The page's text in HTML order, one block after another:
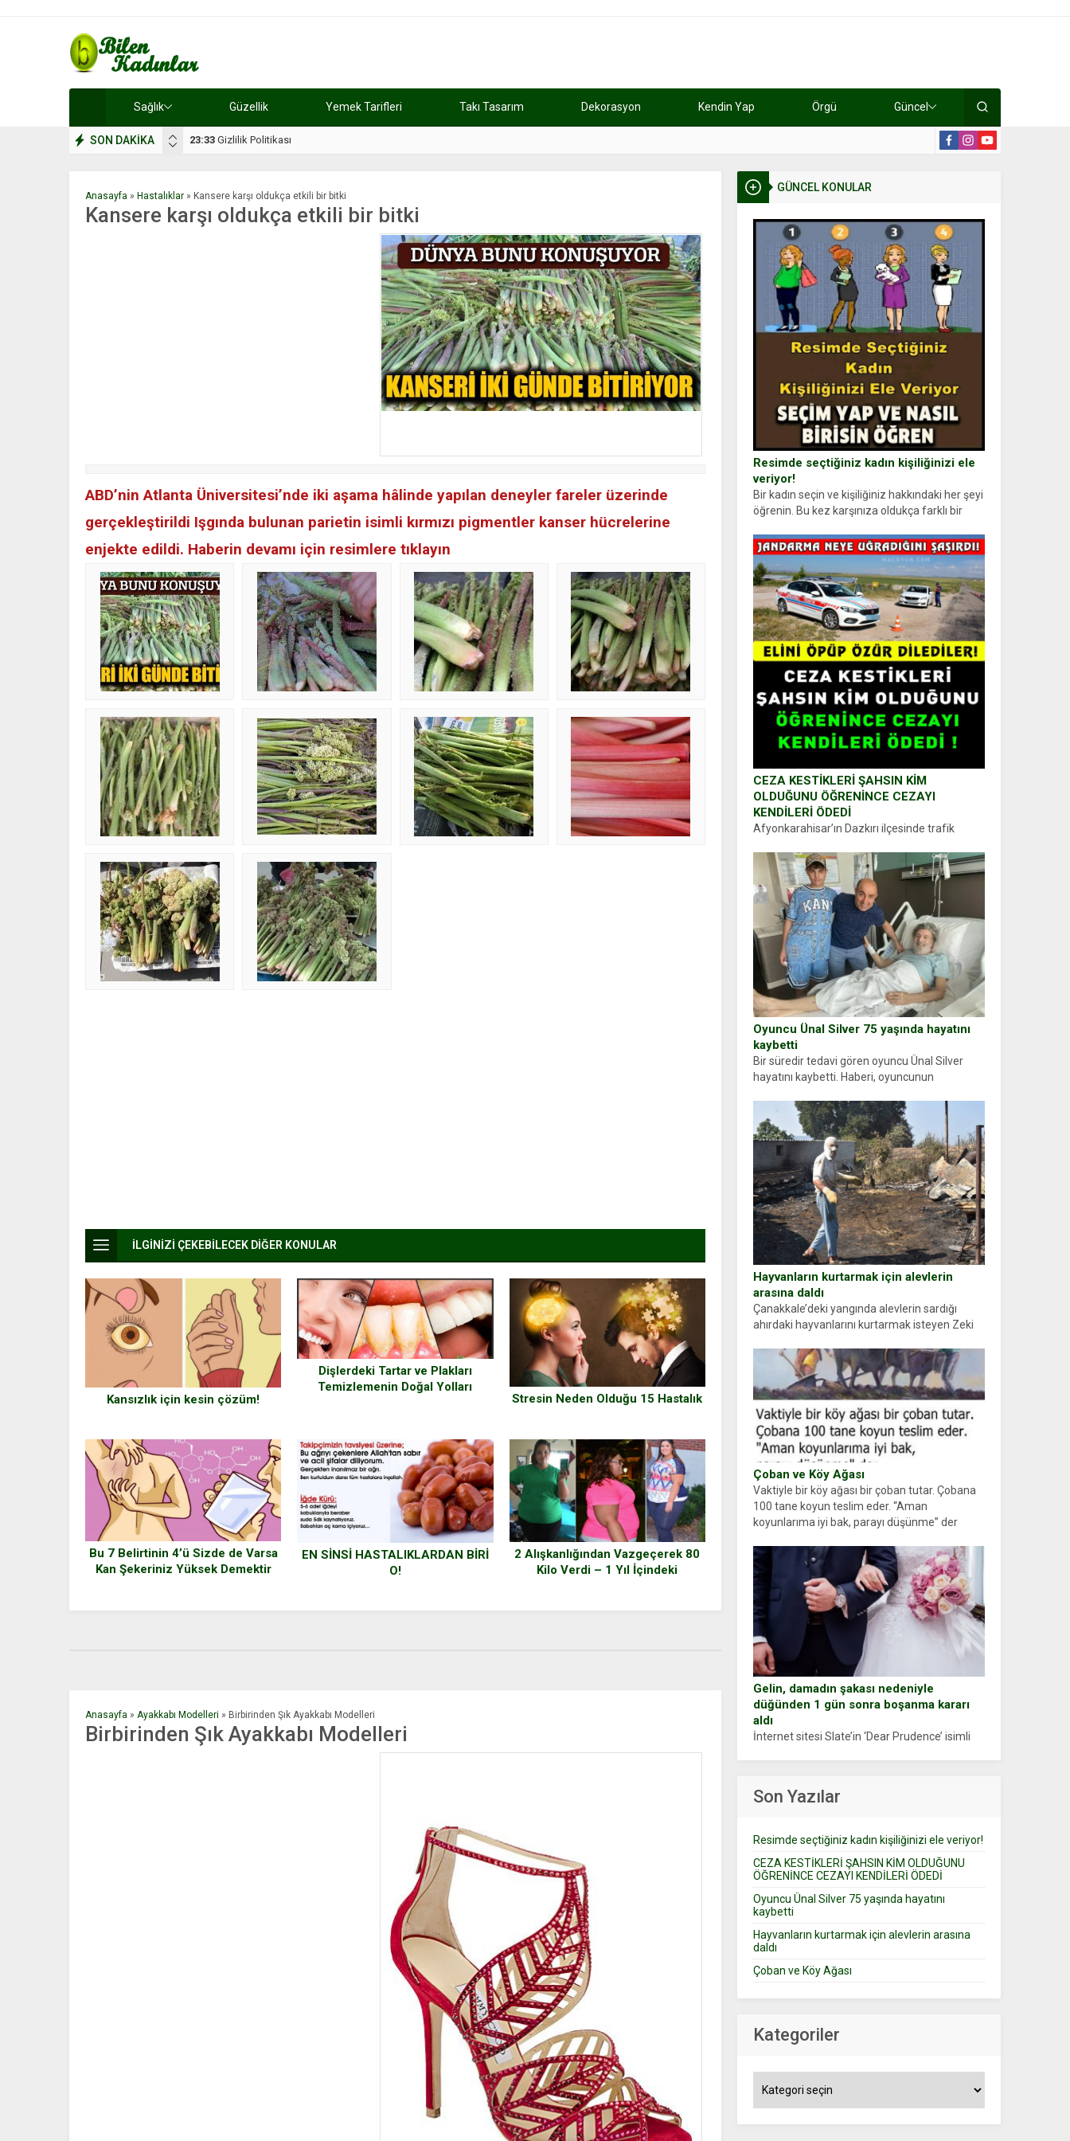
Sağlık Güzellik Yemek Tarifleri Takı Tasarım Dekorasyon Kendin Yap Örgü Güncel
SON DAKİKA 17:08 Dilan, düğününe 5 gün kala hayatını kaybetti
GÜNCEL KONULAR
Resimde seçtiğiniz kadın kişiliğinizi ele
veriyor!
Bir kadın seçin ve kişiliğiniz hakkındaki her şeyi
öğrenin. Bu kez karşınıza oldukça farklı bir
kadın figürlerinden dikkatinizi en...
CEZA KESTİKLERİ ŞAHSIN KİM
OLDUĞUNU ÖĞRENİNCE CEZAYI
KENDİLERİ ÖDEDİ
Afyonkarahisar’ın Dazkırı ilçesinde trafik
durdurdukları bir otomobilin sürücüsünden
ehliyet ve ruhsat sorup belgelerini istedi.
Sürücü Abdurrahman Ö.nün verdiği evraklarda
eksik olduğunu...
Oyuncu Ünal Silver 75 yaşında hayatını
kaybetti
Bir süredir tedavi gören oyuncu Ünal Silver
hayatını kaybetti. Haberi, oyuncunun
sosyal medya hesabında “Usta Oyuncumuz ve
çok değerli dostumuz...
Hayvanların kurtarmak için alevlerin
arasına daldı
Çanakkale’deki yangında alevlerin sardığı
ahırdaki hayvanlarını kurtarmak isteyen Zeki
ellerinde yanıklar oluşan Demir, kâbus dolu
anları anlattı… Merkeze bağlı...
Çoban ve Köy Ağası
Vaktiyle bir köy ağası bir çoban tutar. Çobana
100 tane koyun teslim eder. “Aman
koyunlarıma iyi bak, parayı düşünme” der
Gelin, damadın şakası nedeniyle
düğünden 1 gün sonra boşanma kararı
aldı
İnternet sitesi Slate’in ‘Dear Prudence’ isimli
Son Yazılar
Resimde seçtiğiniz kadın kişiliğinizi ele veriyor!
CEZA KESTİKLERİ ŞAHSIN KİM OLDUĞUNU
ÖĞRENİNCE CEZAYI KENDİLERİ ÖDEDİ
Oyuncu Ünal Silver 75 yaşında hayatını
kaybetti
Hayvanların kurtarmak için alevlerin arasına
daldı
Çoban ve Köy Ağası
Kategoriler
Anasayfa » Hastalıklar » Kansere karşı oldukça etkili bir bitki
Kansere karşı oldukça etkili bir bitki
ABD’nin Atlanta Üniversitesi’nde iki aşama hâlinde yapılan deneyler fareler üzerinde
gerçekleştirildi Işgında bulunan parietin isimli kırmızı pigmentler kanser hücrelerine
enjekte edildi. Haberin devamı için resimlere tıklayın
İLGİNİZİ ÇEKEBİLECEK DİĞER KONULAR
Kansızlık için kesin çözüm!
Dişlerdeki Tartar ve Plakları
Temizlemenin Doğal Yolları
Stresin Neden Olduğu 15 Hastalık
Bu 7 Belirtinin 4’ü Sizde de Varsa
Kan Şekeriniz Yüksek Demektir
EN SİNSİ HASTALIKLARDAN BİRİ
O!
2 Alışkanlığından Vazgeçerek 80
Kilo Verdi – 1 Yıl İçindeki
Anasayfa » Ayakkabı Modelleri » Birbirinden Şık Ayakkabı Modelleri
Birbirinden Şık Ayakkabı Modelleri